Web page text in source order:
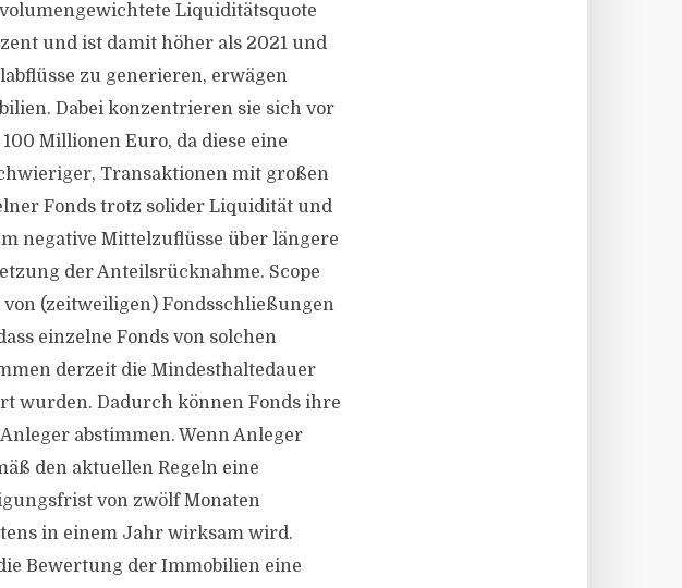
Liquiditätsquote
und ist damit höher als 2021 und
zu generieren, erwägen
Dabei konzentrieren sie sich vor
Millionen Euro, da diese eine
Transaktionen mit großen
Fonds trotz solider Liquidität und
negative Mittelzuflüsse über längere
der Anteilsrücknahme. Scope
von (zeitweiligen) Fondsschließungen
einzelne Fonds von solchen
derzeit die Mindesthaltedauer
wurden. Dadurch können Fonds ihre
abstimmen. Wenn Anleger
den aktuellen Regeln eine
von zwölf Monaten
in einem Jahr wirksam wird.
Bewertung der Immobilien eine